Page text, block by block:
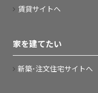
賃貸サイトへ
家を建てたい
新築･注文住宅サイトへ